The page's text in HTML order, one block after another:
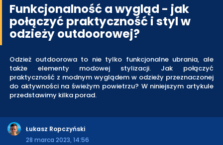
Funkcjonalność a wygląd - jak
połączyć praktyczność i styl w
odzieży outdoorowej?
Odzież outdoorowa to nie tylko funkcjonalne ubrania, ale
także elementy modowej stylizacji. Jak połączyć
praktyczność z modnym wyglądem w odzieży przeznaczonej
do aktywności na świeżym powietrzu? W niniejszym artykule
przedstawimy kilka porad.
Łukasz Ropczyński
28 marca 2023, 14:56